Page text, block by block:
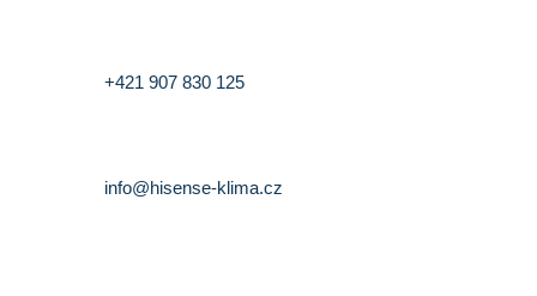
+421 907 830 125
info@hisense-klima.cz